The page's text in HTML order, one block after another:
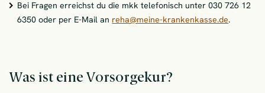
Bei Fragen erreichst du die mkk telefonisch unter 030 726 12
6350 oder per E-Mail an reha@meine-krankenkasse.de.
Was ist eine Vorsorgekur?